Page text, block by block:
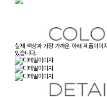
실제 색상과 가장 가까운 아래 제품이미
있습니다.